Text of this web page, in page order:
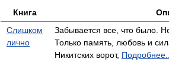
Книга
Слишком
лично
Забывается все, что было.
Только память, любовь и
Никитских ворот, Подробнее...